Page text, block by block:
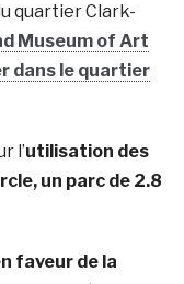
quartier Clark-
Museum of Art
dans le quartier
l’utilisation des
un parc de 2.8
faveur de la